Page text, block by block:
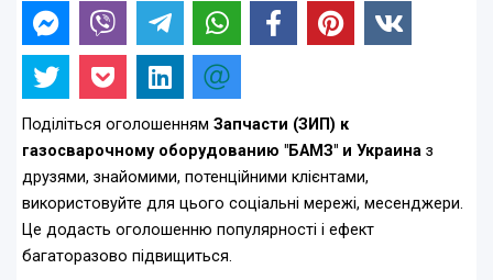
Поділіться оголошенням Запчасти (ЗИП) к
газосварочному оборудованию "БАМЗ" и Украина з
друзями, знайомими, потенційними клієнтами,
використовуйте для цього соціальні мережі, месенджери.
Це додасть оголошенню популярності і ефект
багаторазово підвищиться.